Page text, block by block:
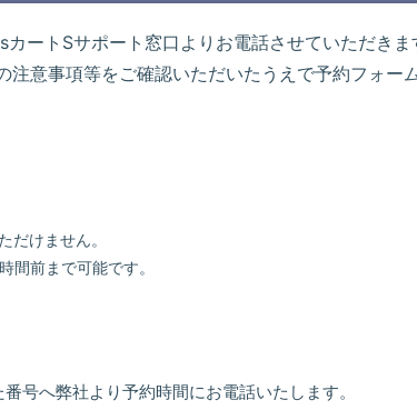
ートSサポート窓口よりお電話させていただきま
注意事項等をご確認いただいたうえで予約フォー
だけません。
間前まで可能です。
号へ弊社より予約時間にお電話いたします。